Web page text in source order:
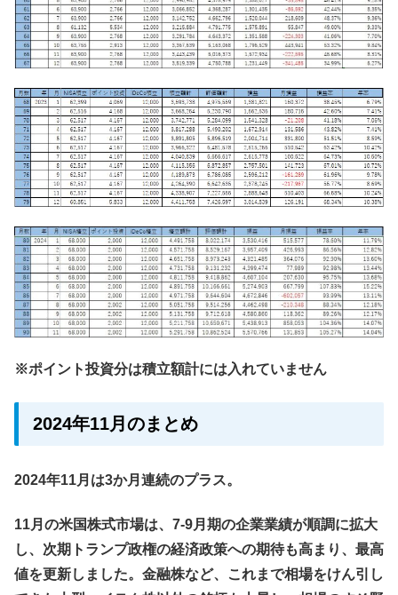
※ポイント投資分は積立額計には入れていません
2024年11月のまとめ
2024年11月は3か月連続のプラス。
11月の米国株式市場は、7‐9月期の企業業績が順調に拡大
し、次期トランプ政権の経済政策への期待も高まり、最高
値を更新しました。金融株など、これまで相場をけん引し